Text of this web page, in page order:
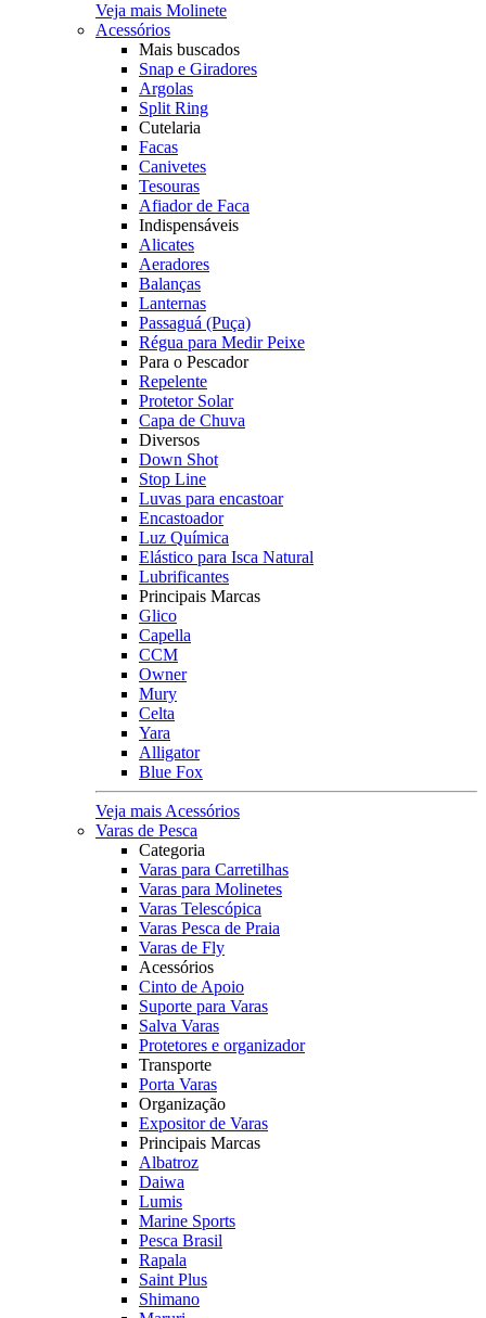
Veja mais Molinete
Acessórios
Mais buscados
Snap e Giradores
Argolas
Split Ring
Cutelaria
Facas
Canivetes
Tesouras
Afiador de Faca
Indispensáveis
Alicates
Aeradores
Balanças
Lanternas
Passaguá (Puça)
Régua para Medir Peixe
Para o Pescador
Repelente
Protetor Solar
Capa de Chuva
Diversos
Down Shot
Stop Line
Luvas para encastoar
Encastoador
Luz Química
Elástico para Isca Natural
Lubrificantes
Principais Marcas
Glico
Capella
CCM
Owner
Mury
Celta
Yara
Alligator
Blue Fox
Veja mais Acessórios
Varas de Pesca
Categoria
Varas para Carretilhas
Varas para Molinetes
Varas Telescópica
Varas Pesca de Praia
Varas de Fly
Acessórios
Cinto de Apoio
Suporte para Varas
Salva Varas
Protetores e organizador
Transporte
Porta Varas
Organização
Expositor de Varas
Principais Marcas
Albatroz
Daiwa
Lumis
Marine Sports
Pesca Brasil
Rapala
Saint Plus
Shimano